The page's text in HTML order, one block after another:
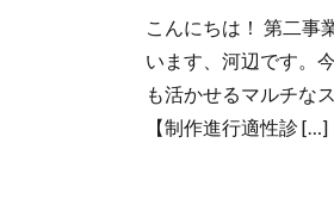
こんにちは！ 第二事
います、河辺です。
も活かせるマルチな
【制作進行適性診 […]